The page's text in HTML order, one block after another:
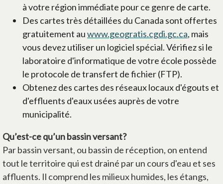
à votre région immédiate pour ce genre de carte.
Des cartes très détaillées du Canada sont offertes
gratuitement auwww.geogratis.cgdi.gc.ca, mais
vous devez utiliser un logiciel spécial. Vérifiez si le
laboratoire d'informatique de votre école possède
le protocole de transfert de fichier (FTP).
Obtenez des cartes des réseaux locaux d'égouts et
d'effluents d'eaux usées auprès de votre
municipalité.
Qu’est-ce qu’un bassin versant?
Par bassin versant, ou bassin de réception, on entend
tout le territoire qui est drainé par un cours d'eau et ses
affluents. Il comprend les milieux humides, les étangs,